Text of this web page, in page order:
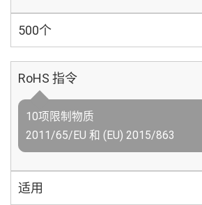
500个
RoHS 指令
10项限制物质
2011/65/EU 和 (EU) 2015/863
适用